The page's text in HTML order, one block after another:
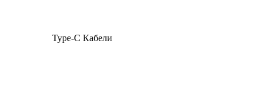
Type-C Кабели